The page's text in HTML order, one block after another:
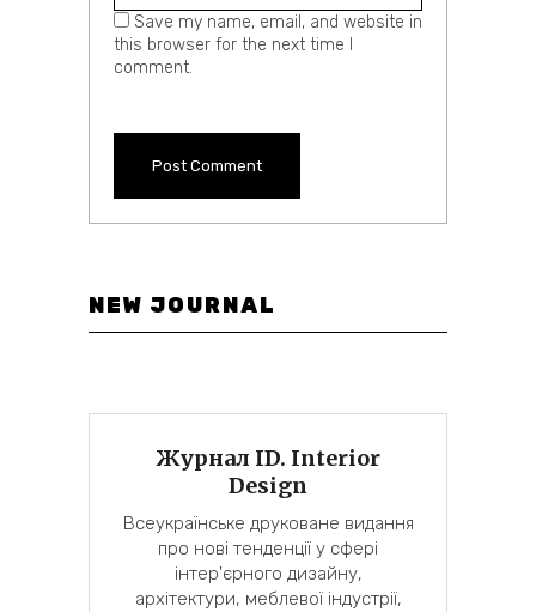
Save my name, email, and website in
this browser for the next time I
comment.
NEW JOURNAL
Журнал ID. Interior
Design
Всеукраїнське друковане видання
про нові тенденції у сфері
інтер'єрного дизайну,
архітектури, меблевої індустрії,